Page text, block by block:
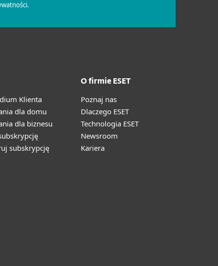
Klienta
dla domu
dla biznesu
subskrypcję
O firmie ESET
Poznaj nas
Dlaczego ESET
Technologia ESET
Newsroom
Kariera